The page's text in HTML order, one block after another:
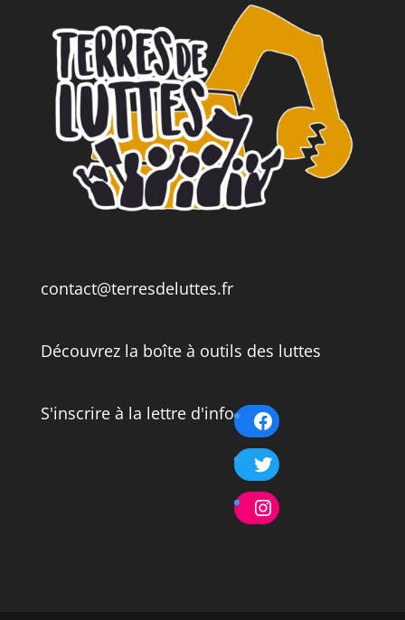
contact@terresdeluttes.fr
Découvrez la boîte à outils des luttes
S'inscrire à la lettre d'info
Facebook
Twitter
Instagram